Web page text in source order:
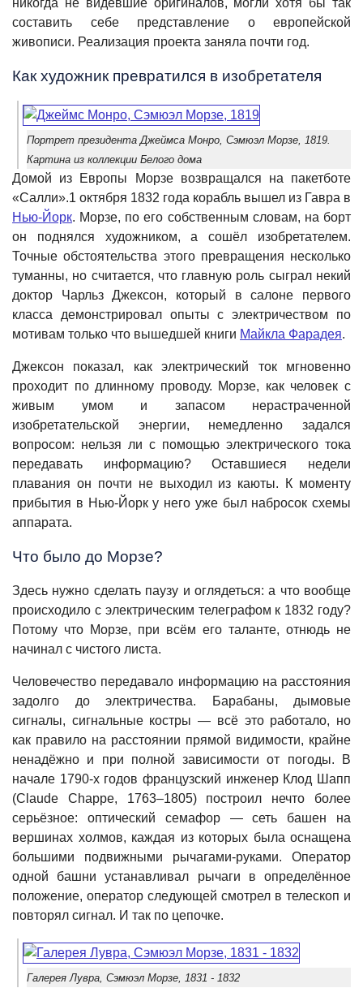
составить себе представление о европейской
живописи. Реализация проекта заняла почти год.
Как художник превратился в изобретателя
Портрет президента Джеймса Монро, Сэмюэл Морзе, 1819.
Картина из коллекции Белого дома
Домой из Европы Морзе возвращался на пакетботе
«Салли».1 октября 1832 года корабль вышел из Гавра в
Нью-Йорк. Морзе, по его собственным словам, на борт
он поднялся художником, а сошёл изобретателем.
Точные обстоятельства этого превращения несколько
туманны, но считается, что главную роль сыграл некий
доктор Чарльз Джексон, который в салоне первого
класса демонстрировал опыты с электричеством по
мотивам только что вышедшей книги Майкла Фарадея.
Джексон показал, как электрический ток мгновенно
проходит по длинному проводу. Морзе, как человек с
живым умом и запасом нерастраченной
изобретательской энергии, немедленно задался
вопросом: нельзя ли с помощью электрического тока
передавать информацию? Оставшиеся недели
плавания он почти не выходил из каюты. К моменту
прибытия в Нью-Йорк у него уже был набросок схемы
аппарата.
Что было до Морзе?
Здесь нужно сделать паузу и оглядеться: а что вообще
происходило с электрическим телеграфом к 1832 году?
Потому что Морзе, при всём его таланте, отнюдь не
начинал с чистого листа.
Человечество передавало информацию на расстояния
задолго до электричества. Барабаны, дымовые
сигналы, сигнальные костры — всё это работало, но
как правило на расстоянии прямой видимости, крайне
ненадёжно и при полной зависимости от погоды. В
начале 1790-х годов французский инженер Клод Шапп
(Claude Chappe, 1763–1805) построил нечто более
серьёзное: оптический семафор — сеть башен на
вершинах холмов, каждая из которых была оснащена
большими подвижными рычагами-руками. Оператор
одной башни устанавливал рычаги в определённое
положение, оператор следующей смотрел в телескоп и
повторял сигнал. И так по цепочке.
Галерея Лувра, Сэмюэл Морзе, 1831 - 1832